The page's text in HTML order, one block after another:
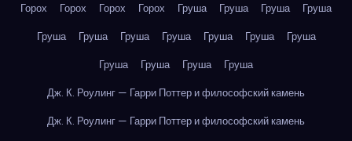
Горох
Горох Горох Горох Груша Груша Груша
Груша
Груша
Груша Груша Груша Груша Груша
Груша
Груша
Груша Груша
Груша
Дж. К. Роулинг — Гарри Поттер и философский камень
Дж. К. Роулинг — Гарри Поттер и философский камень